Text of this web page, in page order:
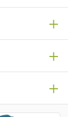
知らせ」